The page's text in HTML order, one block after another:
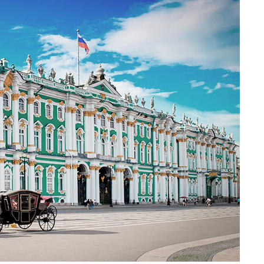
Revolution (19..
Bolsheviks Revolution
HMAP
Bloody Sunday
1905.1.22
0